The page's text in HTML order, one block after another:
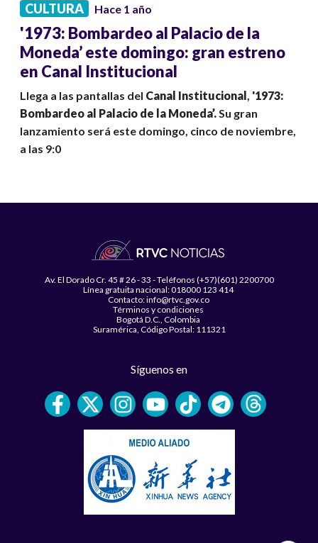
CULTURA Hace 1 año
'1973: Bombardeo al Palacio de la
Moneda’ este domingo: gran estreno
en Canal Institucional
Llega a las pantallas del Canal Institucional , '1973:
Bombardeo al Palacio de la Moneda’.Su gran
lanzamiento será este domingo, cinco de noviembre,
a las 9:0
Av. El Dorado Cr. 45 # 26 - 33 - Teléfonos (+57)(601) 2200700
Línea gratuita nacional: 018000 123 414
Contacto: info@rtvc.gov.co
Términos y condiciones
Bogotá D.C., Colombia
Suramérica, Código Postal: 111321
Síguenos en